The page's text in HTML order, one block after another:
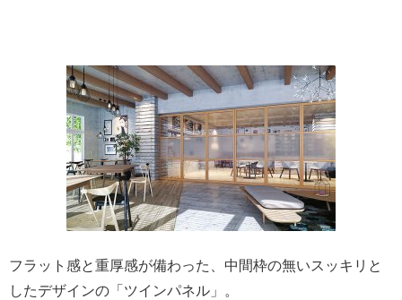
フラット感と重厚感が備わった、中間枠の無いスッキリと
したデザインの「ツインパネル」。